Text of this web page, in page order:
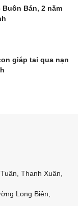
Bán, 2 năm
giáp tai qua nạn
Thanh Xuân,
Long Biên,